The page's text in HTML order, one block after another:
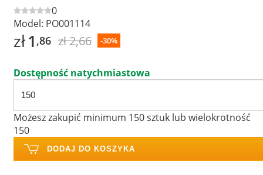
0
Model: PO001114
zł1 ,86 zł 2,66 -30%
Dostępność natychmiastowa
Możesz zakupić minimum 150 sztuk lub wielokrotność
150
DODAJ DO KOSZYKA